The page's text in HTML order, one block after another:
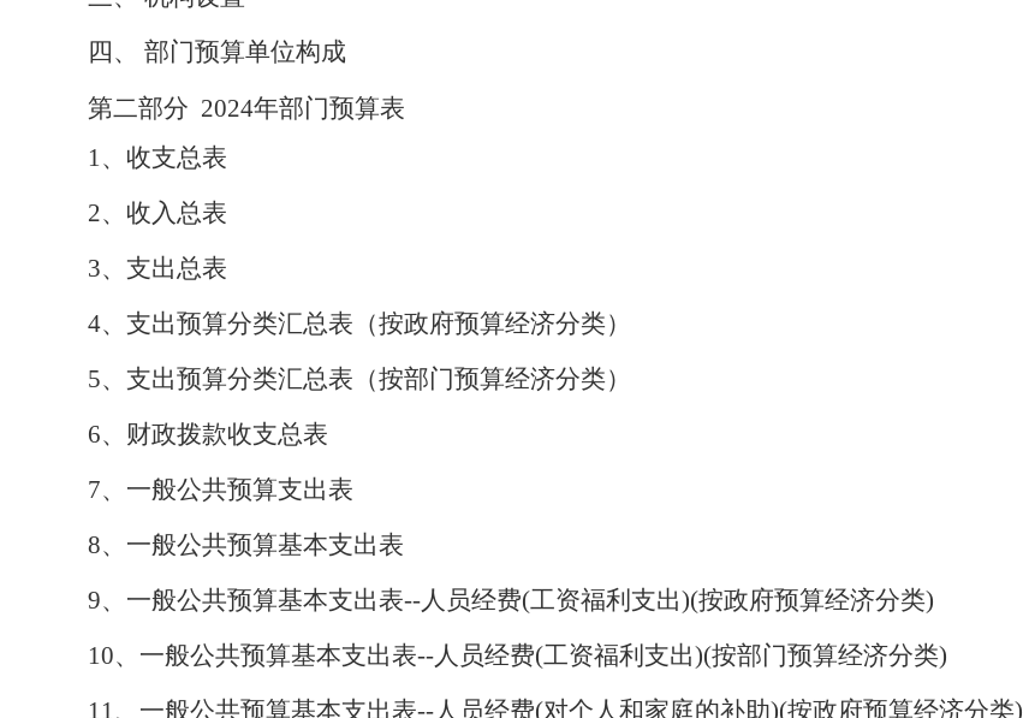
四、
部门预算单位构成
第二部分 2024年部门预算表
1 、 收支总表
2、 收入总表
3、 支出总表
4、 支出预算分类汇总表（按政府预算经济分类）
5、 支出预算分类汇总表（按部门预算经济分类）
6、 财政拨款收支总表
7、 一般公共预算支出表
8、 一般公共预算基本支出表
9、 一般公共预算基本支出表--人员经费(工资福利支出)(按政府预算经济分类)
10、 一般公共预算基本支出表--人员经费(工资福利支出)(按部门预算经济分类)
11、 一般公共预算基本支出表--人员经费(对个人和家庭的补助)(按政府预算经济分类)